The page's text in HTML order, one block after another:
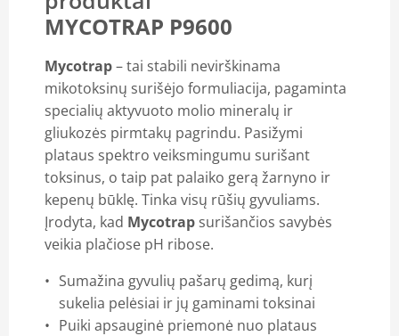
MYCOTRAP P9600
Mycotrap– tai stabili nevirškinama
mikotoksinų surišėjo formuliacija, pagaminta
specialių aktyvuoto molio mineralų ir
gliukozės pirmtakų pagrindu. Pasižymi
plataus spektro veiksmingumu surišant
toksinus, o taip pat palaiko gerą žarnyno ir
kepenų būklę. Tinka visų rūšių gyvuliams.
Įrodyta, kad Mycotrap surišančios savybės
veikia plačiose pH ribose.
Sumažina gyvulių pašarų gedimą, kurį
sukelia pelėsiai ir jų gaminami toksinai
Puiki apsauginė priemonė nuo plataus